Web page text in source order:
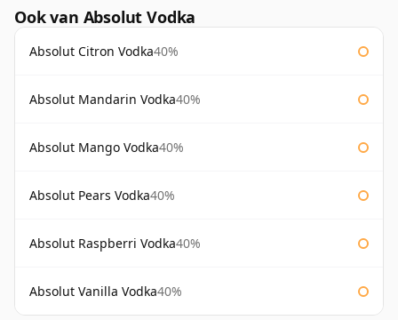
Ook van Absolut Vodka
Absolut Citron Vodka40%
Absolut Mandarin Vodka40%
Absolut Mango Vodka40%
Absolut Pears Vodka40%
Absolut Raspberri Vodka40%
Absolut Vanilla Vodka40%